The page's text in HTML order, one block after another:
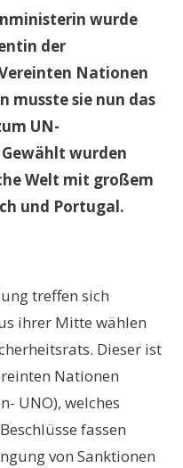
wurde
der
Nationen
musste sie nun das
UN-
wurden
Welt mit großem
und Portugal.
treffen sich
ihrer Mitte wählen
Dieser ist
Nationen
UNO), welches
fassen
von Sanktionen